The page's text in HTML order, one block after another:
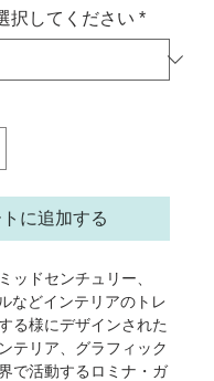
択してください *
に追加する
ッドセンチュリー、
などインテリアのトレ
る様にデザインされた
テリア、グラフィック
で活動するロミナ・ガ